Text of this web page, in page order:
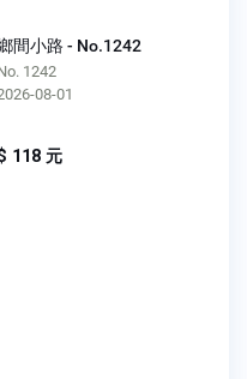
間小路 - No.1242
1242
08-01
118 元